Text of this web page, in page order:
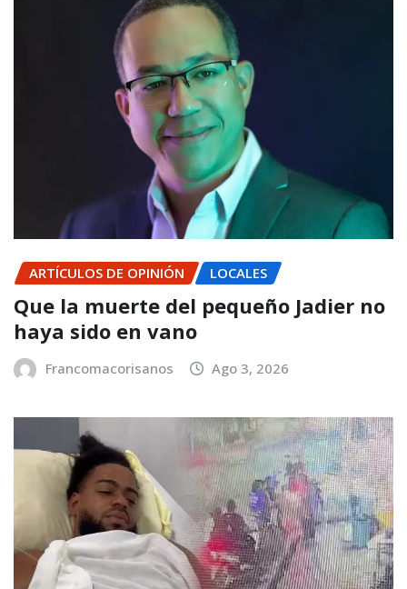
ARTÍCULOS DE OPINIÓN LOCALES
Que la muerte del pequeño Jadier no
haya sido en vano
Francomacorisanos Ago 3, 2026